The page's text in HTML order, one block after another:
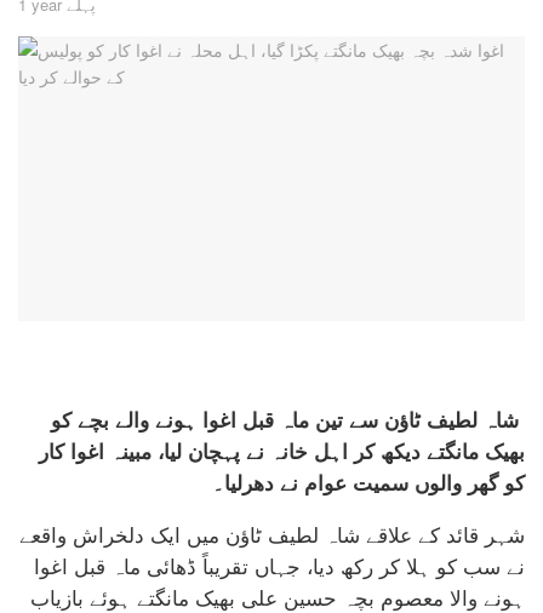
شاہ لطیف ٹاؤن سے تین ماہ قبل اغوا ہونے والے بچے کو
بھیک مانگتے دیکھ کر اہل خانہ نے پہچان لیا، مبینہ اغوا کار
کو گھر والوں سمیت عوام نے دھرلیا۔
شہر قائد کے علاقے شاہ لطیف ٹاؤن میں ایک دلخراش واقعے
نے سب کو ہلا کر رکھ دیا، جہاں تقریباً ڈھائی ماہ قبل اغوا
ہونے والا معصوم بچہ حسین علی بھیک مانگتے ہوئے بازیاب